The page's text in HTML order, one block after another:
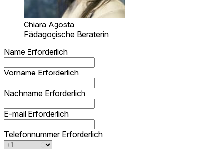
Chiara Agosta
Pädagogische Beraterin
Name Erforderlich
Vorname Erforderlich
Nachname Erforderlich
E-mail Erforderlich
Telefonnummer Erforderlich